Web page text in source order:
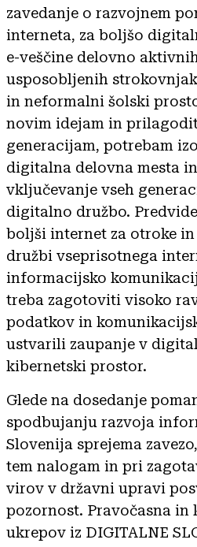
zavedanje o razvojnem
interneta, za boljšo
e-veščine delovno
usposobljenih
in neformalni šolski
novim idejam in
generacijam, potrebam
digitalna delovna mesta
vključevanje vseh
digitalno družbo.
boljši internet za otroke
družbi vseprisotnega
informacijsko
treba zagotoviti visoko
podatkov in
ustvarili zaupanje v
kibernetski prostor.
Glede na dosedanje
spodbujanju razvoja
Slovenija sprejema
tem nalogam in pri
virov v državni upravi
pozornost. Pravočasna in
ukrepov iz DIGITALNE